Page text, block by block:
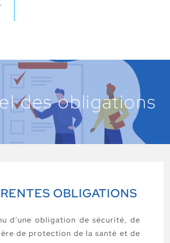
des obligations
OBLIGATIONS
d’une obligation de sécurité, de
de protection de la santé et de